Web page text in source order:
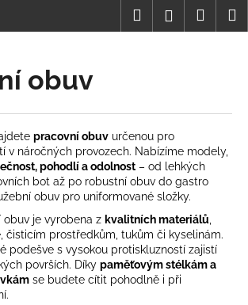
HledatPřihlášení
obuv
pracovní obuv určenou pro
v náročných provozech. Nabízíme modely,
pohodlí a odolnost – od lehkých
bot až po robustní obuv do gastro
obuv pro uniformované složky.
je vyrobena z kvalitních materiálů
čisticím prostředkům, tukům či kyselinám.
podešve s vysokou protiskluzností zajistí
površích. Díky paměťovým stélkám a
se budete cítit pohodlně i při